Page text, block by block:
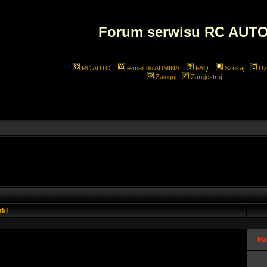
Forum serwisu RC
RC AUTO e-mail do ADMINA FAQ Szukaj
Zaloguj
Zarejestruj